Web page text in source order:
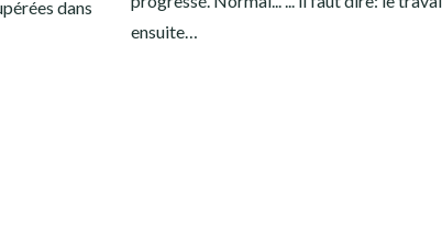
dans
ensuite…